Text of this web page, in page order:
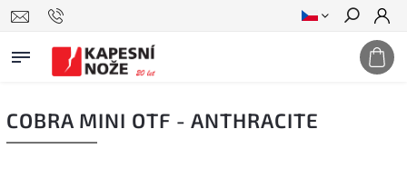
Hledat
COBRA MINI OTF - ANTHRACITE